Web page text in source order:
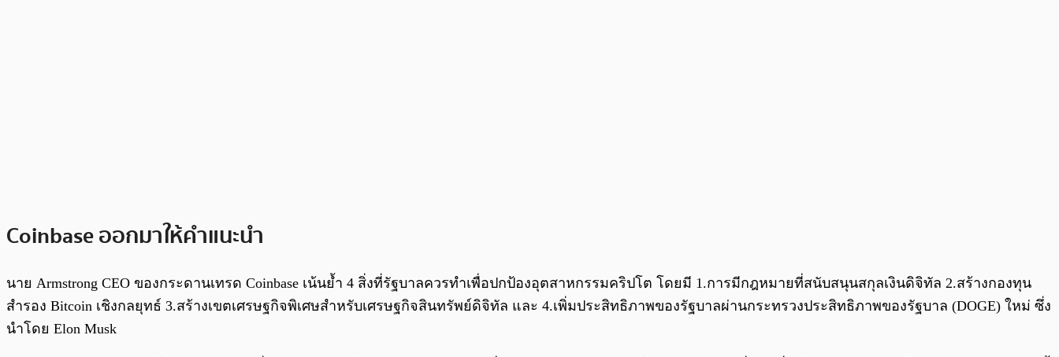
Coinbase ออกมาให้คำแนะนำ
นาย Armstrong CEO ของกระดานเทรด Coinbase เน้นย้ำ 4 สิ่งที่รัฐบาลควรทำเพื่อปกป้องอุตสาหกรรมคริปโต โดยมี 1.การมีกฎหมายที่สนับสนุนสกุลเงินดิจิทัล 2.สร้างกองทุน
สำรอง Bitcoin เชิงกลยุทธ์ 3.สร้างเขตเศรษฐกิจพิเศษสำหรับเศรษฐกิจสินทรัพย์ดิจิทัล และ 4.เพิ่มประสิทธิภาพของรัฐบาลผ่านกระทรวงประสิทธิภาพของรัฐบาล (DOGE) ใหม่ ซึ่ง
นำโดย Elon Musk